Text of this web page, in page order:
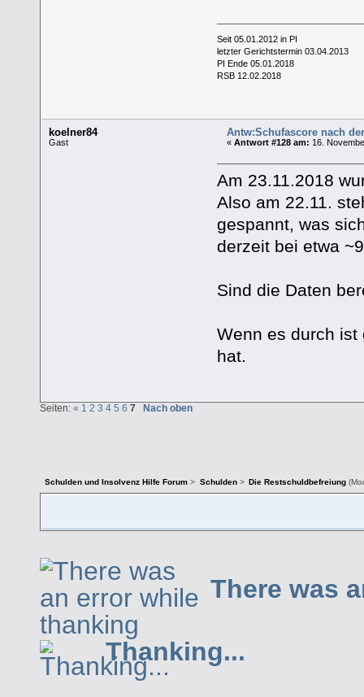
Seit 05.01.2012 in PI
letzter Gerichtstermin 03.04.2013
PI Ende 05.01.2018
RSB 12.02.2018
koelner84
Gast
Antw:Schufascore nach
«Antwort #128 am: 16.
Am 23.11.2018
Also am 22.11.
gespannt, was
derzeit bei etwa
Sind die Daten
Wenn es durch ist
hat.
Seiten: « 1 2 3 4 5 6 7 Nach oben
Schulden und Insolvenz Hilfe Forum > Schulden> Die Restschuldbefreiung
There was
Thanking...